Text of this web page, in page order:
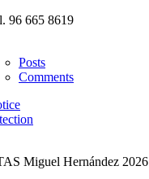
96 665 8619
Posts
Comments
Miguel Hernández 2026